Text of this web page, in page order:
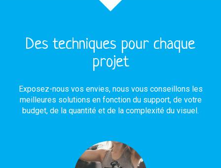
Des techniques pour chaque
projet
Exposez-nous vos envies, nous vous conseillons les
meilleures solutions en fonction du support, de votre
budget, de la quantité et de la complexité du visuel.